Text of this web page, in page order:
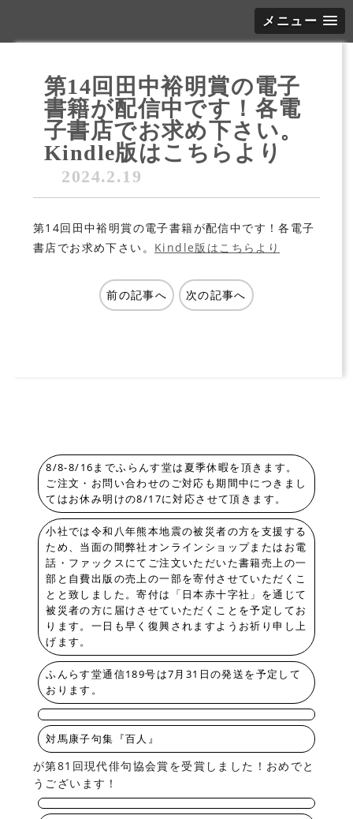
メニュー
第14回田中裕明賞の電子
書籍が配信中です！各電
子書店でお求め下さい。
Kindle版はこちらより
2024.2.19
第14回田中裕明賞の電子書籍が配信中です！各電子
書店でお求め下さい。 Kindle版はこちらより
前の記事へ 次の記事へ
8/8-8/16までふらんす堂は夏季休暇を頂きます。
ご注文・お問い合わせのご対応も期間中につきまし
てはお休み明けの8/17に対応させて頂きます。
小社では令和八年熊本地震の被災者の方を支援する
ため、当面の間弊社オンラインショップまたはお電
話・ファックスにてご注文いただいた書籍売上の一
部と自費出版の売上の一部を寄付させていただくこ
とと致しました。寄付は「日本赤十字社」を通じて
被災者の方に届けさせていただくことを予定してお
ります。一日も早く復興されますようお祈り申し上
げます。
ふんらす堂通信189号は7月31日の発送を予定して
おります。
対馬康子句集『百人』
が第81回現代俳句協会賞を受賞しました！おめでと
うございます！